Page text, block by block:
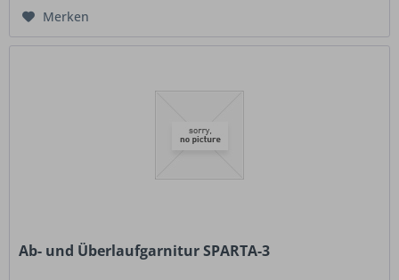
Merken
Ab- und Überlaufgarnitur SPARTA-3